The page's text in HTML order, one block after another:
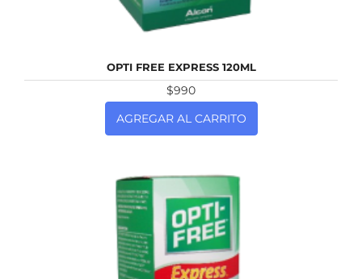
OPTI FREE EXPRESS 120ML
$990
AGREGAR AL CARRITO